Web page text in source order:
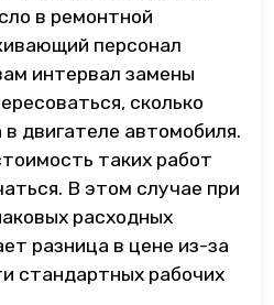
в ремонтной
персонал
интервал замены
сколько
двигателе автомобиля.
таких работ
В этом случае при
расходных
разница в цене из-за
стандартных рабочих